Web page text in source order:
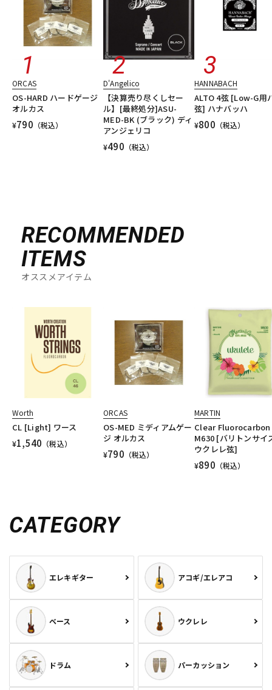
ORCAS
OS-HARD ハードゲージ
オルカス
¥790 （税込）
D'Angelico
【決算売り尽くしセー
ル】[最終処分]ASU-
MED-BK (ブラック) ディ
アンジェリコ
¥490 （税込）
HANNABACH
ALTO 4弦 [Low-G用
弦] ハナバッハ
¥800 （税込）
RECOMMENDED
ITEMS
オススメアイテム
Worth
CL [Light] ワース
¥1,540 （税込）
ORCAS
OS-MED ミディアムゲー
ジ オルカス
¥790 （税込）
MARTIN
Clear Fluorocarbon
M630 [バリトンサイ
ウクレレ弦]
¥890 （税込）
CATEGORY
エレキギター アコギ/エレアコ
ベース ウクレレ
ドラム パーカッション